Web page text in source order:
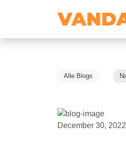
Alle Blogs
December 30, 2022